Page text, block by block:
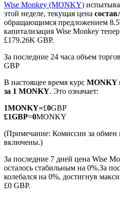
Фьючерсы на COIN-M
Криптовалютные фьючерсы
Деривативы на акции,
сырьевые товары
Wise Monkey (MONKY)
этой неделе, текущая цена
обращающимся предложением
капитализация Wise Monkey
£179.26K GBP.
За последние 24 часа объем
GBP
В настоящее время курс MONKY
за 1 MONKY. Это означает:
1MONKY=£0GBP
£1GBP=0MONKY
(Примечание: Комиссии за обмен
включены.)
За последние 7 дней цена Wise
осталось стабильным на 0%.За
колебался на 0%, достигнув
£0 GBP.